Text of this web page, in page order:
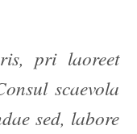
pri laoreet
scaevola
sed, labore